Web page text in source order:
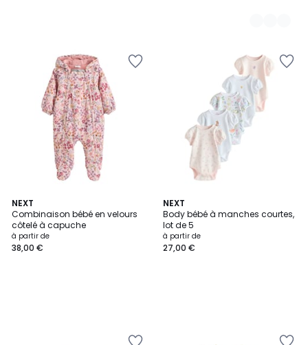
NEXT
Combinaison bébé en velours
côtelé à capuche
à partir de
38,00 €
NEXT
Body bébé à manches courtes,
lot de 5
à partir de
27,00 €